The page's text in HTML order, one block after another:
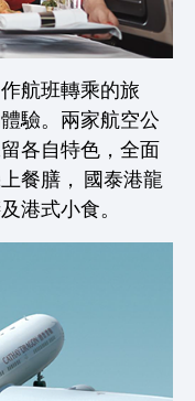
航班轉乘的旅
驗。兩家航空公
各自特色，全面
餐膳， 國泰港龍
港式小食。